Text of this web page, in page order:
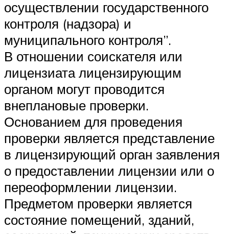
осуществлении государственного
контроля (надзора) и
муниципального контроля”.
В отношении соискателя или
лицензиата лицензирующим
органом могут проводится
внеплановые проверки.
Основанием для проведения
проверки является представление
в лицензирующий орган заявления
о предоставлении лицензии или о
переоформлении лицензии.
Предметом проверки является
состояние помещений, зданий,